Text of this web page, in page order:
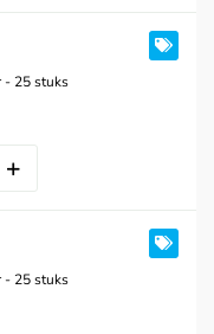
- 25 stuks
- 25 stuks